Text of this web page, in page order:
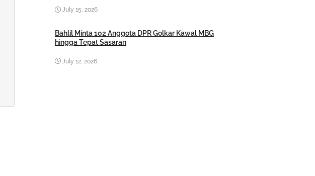
July 15, 2026
Bahlil Minta 102 Anggota DPR Golkar Kawal MBG
hingga Tepat Sasaran
July 12, 2026